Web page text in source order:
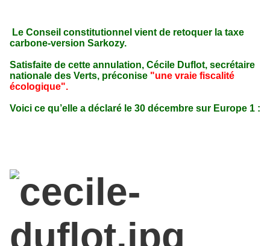
Le Conseil constitutionnel vient de retoquer la taxe
carbone-version Sarkozy.
Satisfaite de cette annulation, Cécile Duflot, secrétaire
nationale des Verts, préconise "une vraie fiscalité
écologique".
Voici ce qu’elle a déclaré le 30 décembre sur Europe 1 :